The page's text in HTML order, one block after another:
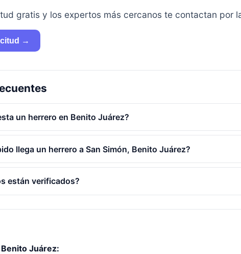
gratis y los expertos más cercanos te contactan por
→
un herrero en Benito Juárez?
llega un herrero a San Simón, Benito Juárez?
están verificados?
Juárez: